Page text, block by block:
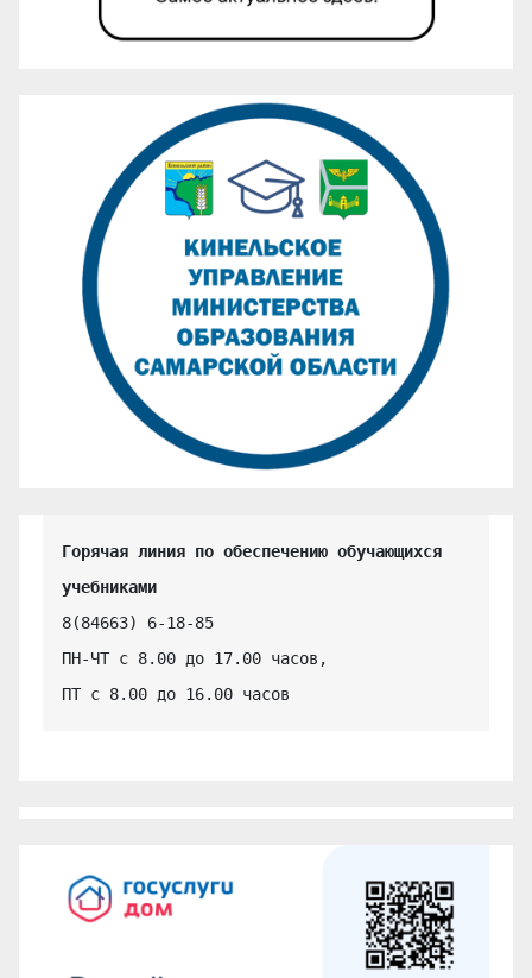
Горячая линия по обеспечению обучающихся
учебниками
8(84663) 6-18-85
ПН-ЧТ с 8.00 до 17.00 часов,
ПТ с 8.00 до 16.00 часов